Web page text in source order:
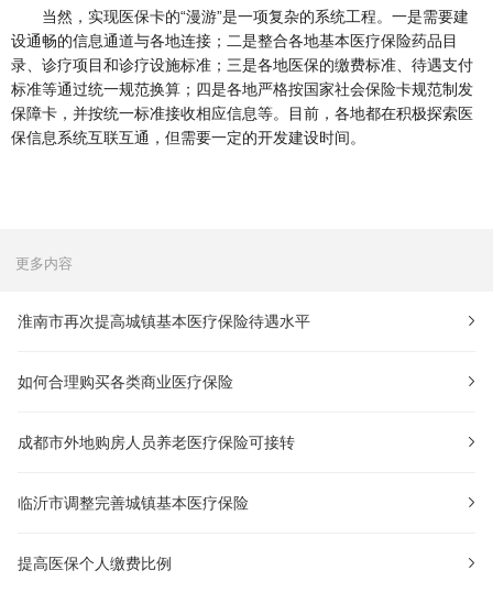
当然，实现医保卡的“漫游”是一项复杂的系统工程。一是需要建
设通畅的信息通道与各地连接；二是整合各地基本医疗保险药品目
录、诊疗项目和诊疗设施标准；三是各地医保的缴费标准、待遇支付
标准等通过统一规范换算；四是各地严格按国家社会保险卡规范制发
保障卡，并按统一标准接收相应信息等。目前，各地都在积极探索医
保信息系统互联互通，但需要一定的开发建设时间。
更多内容
淮南市再次提高城镇基本医疗保险待遇水平
如何合理购买各类商业医疗保险
成都市外地购房人员养老医疗保险可接转
临沂市调整完善城镇基本医疗保险
提高医保个人缴费比例